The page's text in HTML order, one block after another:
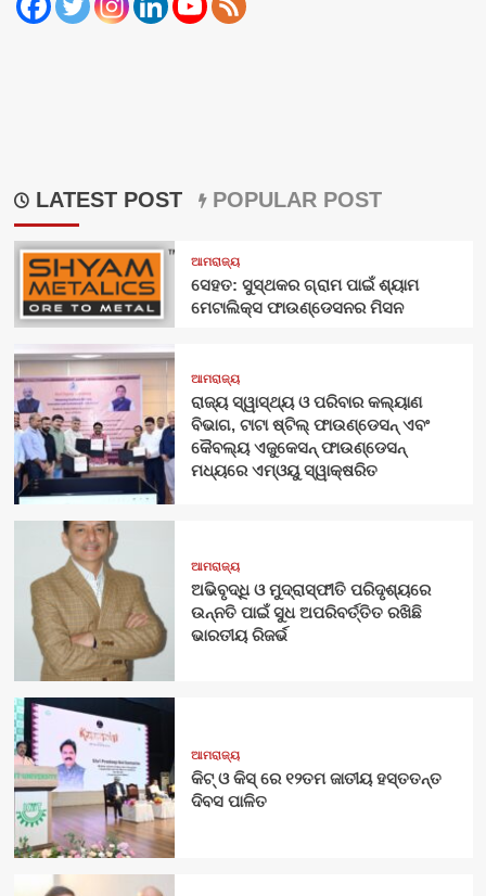
LATEST POST POPULAR POST
ଆମରାଜ୍ୟ
ସେହତ: ସୁସ୍ଥକର ଗ୍ରାମ ପାଇଁ ଶ୍ୟାମ
ମେଟାଲିକ୍ସ ଫାଉଣ୍ଡେସନର ମିସନ
ଆମରାଜ୍ୟ
ରାଜ୍ୟ ସ୍ୱାସ୍ଥ୍ୟ ଓ ପରିବାର କଲ୍ୟାଣ
ବିଭାଗ, ଟାଟା ଷ୍ଟିଲ୍ ଫାଉଣ୍ଡେସନ୍ ଏବଂ
କୈବଲ୍ୟ ଏଜୁକେସନ୍ ଫାଉଣ୍ଡେସନ୍
ମଧ୍ୟରେ ଏମ୍‌ଓୟୁ ସ୍ୱାକ୍ଷରିତ
ଆମରାଜ୍ୟ
ଅଭିବୃଦ୍ଧି ଓ ମୁଦ୍ରାସ୍ଫୀତି ପରିଦୃଶ୍ୟରେ
ଉନ୍ନତି ପାଇଁ ସୁଧ ଅପରିବର୍ତ୍ତିତ ରଖିଛି
ଭାରତୀୟ ରିଜର୍ଭ
ଆମରାଜ୍ୟ
କିଟ୍‍ ଓ କିସ୍‍ ରେ ୧୨ତମ ଜାତୀୟ ହସ୍ତତନ୍ତ
ଦିବସ ପାଳିତ